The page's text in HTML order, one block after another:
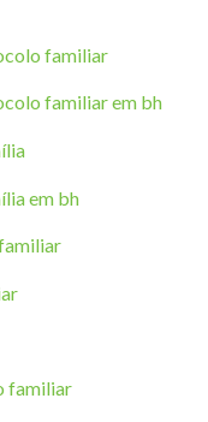
familiar
familiar em bh
em bh
familiar